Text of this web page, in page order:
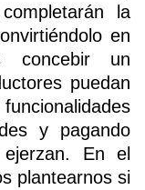
la
en
concebir un
puedan
y pagando
En el
plantearnos si